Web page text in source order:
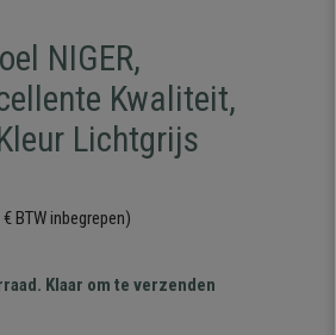
NIGER,
Kwaliteit,
Lichtgrijs
BTW inbegrepen)
Klaar om te verzenden